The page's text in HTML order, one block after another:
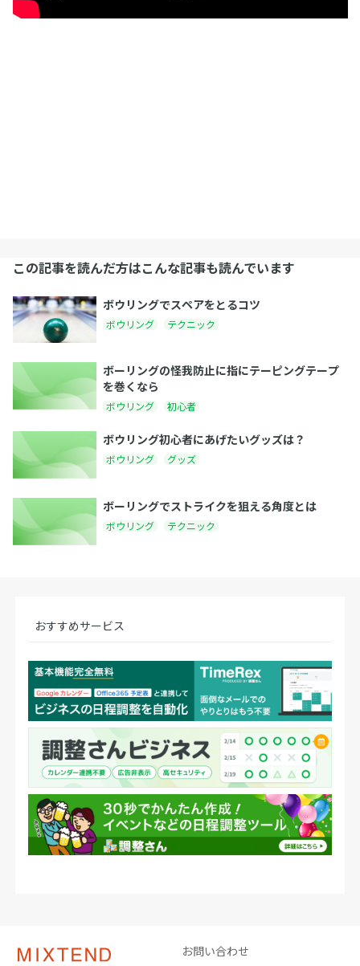
この記事を読んだ方はこんな記事も読んでいます
ボウリングでスペアをとるコツ
ボウリング テクニック
ボーリングの怪我防止に指にテーピングテープ
を巻くなら
ボウリング 初心者
ボウリング初心者にあげたいグッズは？
ボウリング グッズ
ボーリングでストライクを狙える角度とは
ボウリング テクニック
おすすめサービス
お問い合わせ